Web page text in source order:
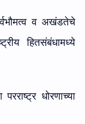
व अखंडतेचे
हितसंबंधामध्ये
धोरणाच्या